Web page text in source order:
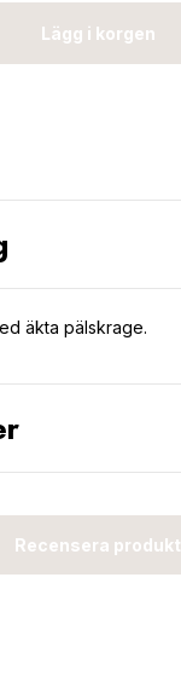
Lägg i korgen
äkta pälskrage.
Recensera produkt